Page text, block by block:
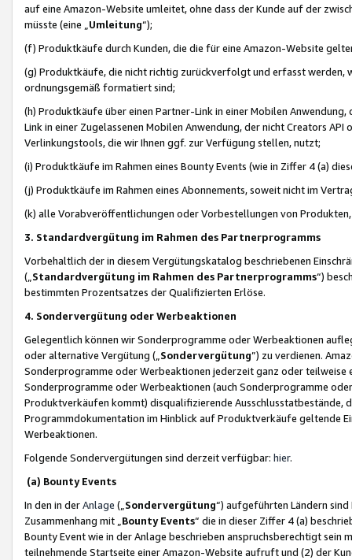
auf eine Amazon-Website umleitet, ohne dass der Kunde auf der
müsste (eine „ Umleitung“);
(f) Produktkäufe durch Kunden, die die für eine Amazon-Website
(g) Produktkäufe, die nicht richtig zurückverfolgt und erfasst werden,
ordnungsgemäß formatiert sind;
(h) Produktkäufe über einen Partner-Link in einer Mobilen
Link in einer Zugelassenen Mobilen Anwendung, der nicht Creators
Verlinkungstools, die wir Ihnen ggf. zur Verfügung stellen, nutzt;
(i) Produktkäufe im Rahmen eines Bounty Events (wie in Ziffer 4 (a)
(j) Produktkäufe im Rahmen eines Abonnements, soweit nicht im
(k) alle Vorabveröffentlichungen oder Vorbestellungen von
3. Standardvergütung im Rahmen des Partnerprogramms
Vorbehaltlich der in diesem Vergütungskatalog beschriebenen
(„ Standardvergütung im Rahmen des Partnerprogramms“)
bestimmten Prozentsatzes der Qualifizierten Erlöse.
4. Sondervergütung oder Werbeaktionen
Gelegentlich können wir Sonderprogramme oder Werbeaktionen
oder alternative Vergütung („ Sondervergütung”) zu verdienen.
Sonderprogramme oder Werbeaktionen jederzeit ganz oder
Sonderprogramme oder Werbeaktionen (auch Sonderprogramme
Produktverkäufen kommt) disqualifizierende Ausschlusstatbestände,
Programmdokumentation im Hinblick auf Produktverkäufe geltende
Werbeaktionen.
Folgende Sondervergütungen sind derzeit verfügbar: hier.
(a) Bounty Events
In den in derAnlage („ Sondervergütung“) aufgeführten Ländern
Zusammenhang mit „ Bounty Events“ die in dieser Ziffer 4 (a)
Bounty Event wie in der Anlage beschrieben anspruchsberechtigt sein
teilnehmende Startseite einer Amazon-Website aufruft und (2) der